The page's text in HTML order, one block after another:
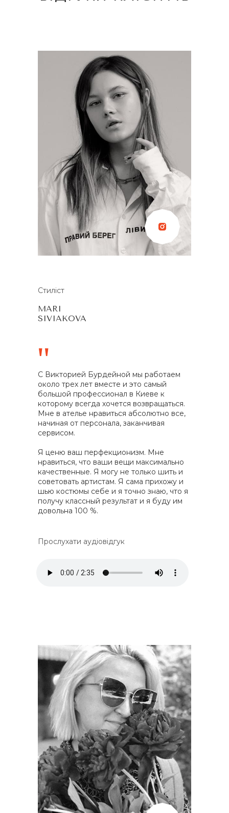
MARI
SIVIAKOVA
"
Стиліст
С Викторией Бурдейной мы работаем
около трех лет вместе и это самый
большой профессионал в Киеве к
которому всегда хочется возвращаться.
Мне в ателье нравиться абсолютно все,
начиная от персонала, заканчивая
сервисом.
Я ценю ваш перфекционизм. Мне
нравиться, что ваши вещи максимально
качественные. Я могу не только шить и
советовать артистам. Я сама прихожу и
шью костюмы себе и я точно знаю, что я
получу классный результат и я буду им
довольна 100 %.
Прослухати аудіовідгук